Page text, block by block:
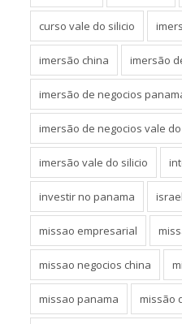
curso vale do silicio
imersão china imersão
imersão de negocios
imersão de negocios vale
imersão vale do silicio
investir no panama israel
missao empresarial
missao negocios china
missao panama missão